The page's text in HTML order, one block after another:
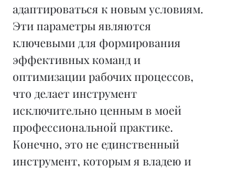
адаптироваться к новым условиям.
Эти параметры являются
ключевыми для формирования
эффективных команд и
оптимизации рабочих процессов,
что делает инструмент
исключительно ценным в моей
профессиональной практике.
Конечно, это не единственный
инструмент, которым я владею и